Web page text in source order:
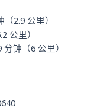
2.9 公里）
公里）
钟（6 公里）